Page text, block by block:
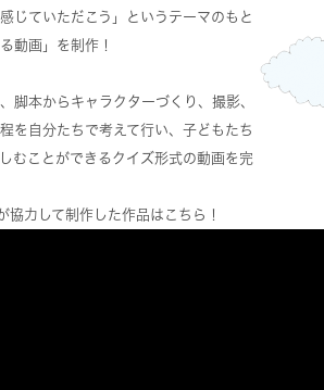
じていただこう」というテーマのもと
動画」を制作！
脚本からキャラクターづくり、撮影、
を自分たちで考えて行い、子どもたち
むことができるクイズ形式の動画を完
協力して制作した作品はこちら！